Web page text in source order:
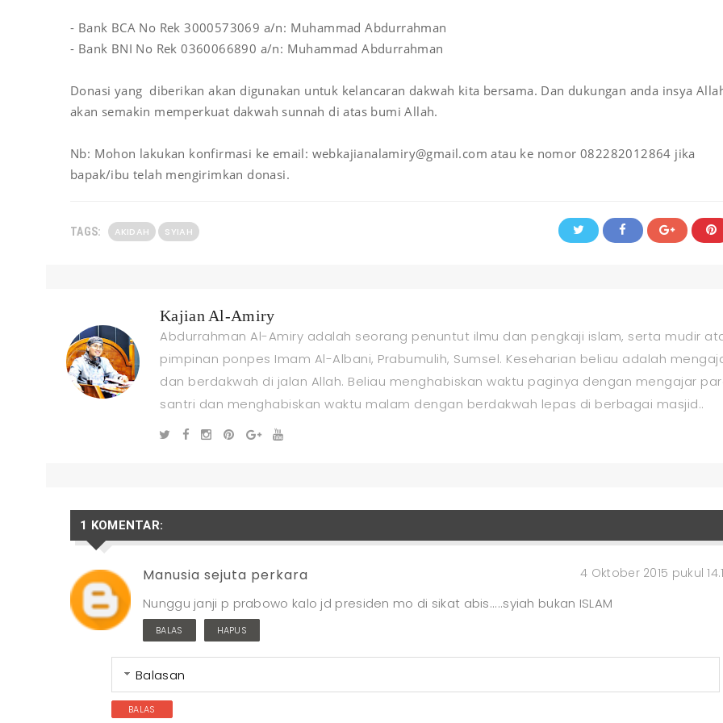
- Bank BCA No Rek 3000573069 a/n: Muhammad Abdurrahman
- Bank BNI No Rek 0360066890 a/n: Muhammad Abdurrahman
Donasi yang diberikan akan digunakan untuk kelancaran dakwah kita bersama. Dan dukungan anda insya
akan semakin memperkuat dakwah sunnah di atas bumi Allah.
Nb: Mohon lakukan konfirmasi ke email: webkajianalamiry@gmail.com atau ke nomor 082282012864 jika
bapak/ibu telah mengirimkan donasi.
TAGS: AKIDAH SYIAH
Kajian Al-Amiry
Abdurrahman Al-Amiry adalah seorang penuntut ilmu dan pengkaji islam, serta mudir
pimpinan ponpes Imam Al-Albani, Prabumulih, Sumsel. Keseharian beliau adalah
dan berdakwah di jalan Allah. Beliau menghabiskan waktu paginya dengan mengajar
santri dan menghabiskan waktu malam dengan berdakwah lepas di berbagai masjid..
1 KOMENTAR:
Manusia sejuta perkara 4 Oktober 2015 pukul
Nunggu janji p prabowo kalo jd presiden mo di sikat abis.....syiah bukan ISLAM
BALAS HAPUS
Balasan
BALAS